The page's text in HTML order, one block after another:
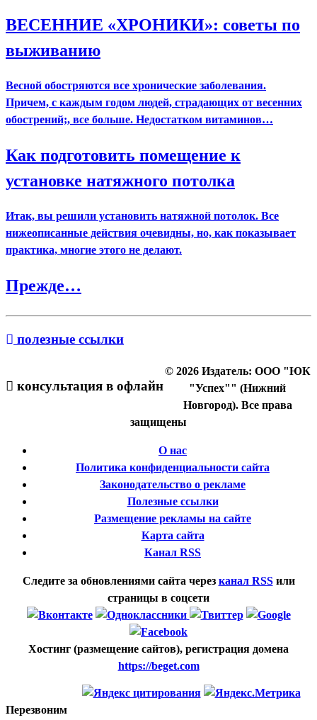
ВЕСЕННИЕ «ХРОНИКИ»: советы по
выживанию
Весной обостряются все хронические заболевания.
Причем, с каждым годом людей, страдающих от весенних
обострений;, все больше. Недостатком витаминов…
Как подготовить помещение к
установке натяжного потолка
Итак, вы решили установить натяжной потолок. Все
нижеописанные действия очевидны, но, как показывает
практика, многие этого не делают.
Прежде…
полезные ссылки
консультация в офлайн
© 2026 Издатель: ООО "ЮК
"Успех"" (Нижний
Новгород). Все права
защищены
О нас
Политика конфиденциальности сайта
Законодательство о рекламе
Полезные ссылки
Размещение рекламы на сайте
Карта сайта
Канал RSS
Следите за обновлениями сайта через канал RSSили
страницы в соцсети
Хостинг (размещение сайтов), регистрация домена
https://beget.com
Перезвоним